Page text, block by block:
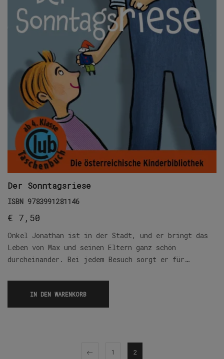
Der Sonntagsriese
ISBN 9783991281146
€ 7,50
Onkel Jonathan ist in der Stadt, und er bringt das
Leben von Max und seinen Eltern ganz schön
durcheinander. Bei jedem Besuch sorgt er für…
IN DEN WARENKORB
1 2